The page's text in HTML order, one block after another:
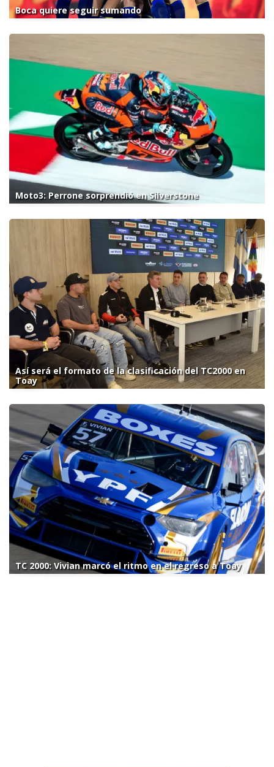
Boca quiere seguir sumando
Moto3: Perrone sorprendió en Silverstone
Así será el formato de la clasificación del TC2000 en
Toay
TC 2000: Vivian marcó el ritmo en el regreso a Toay